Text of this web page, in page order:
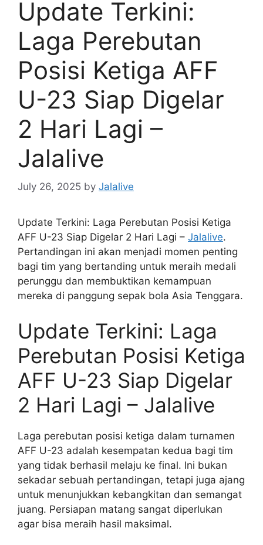
Update Terkini:
Laga Perebutan
Posisi Ketiga AFF
U-23 Siap Digelar
2 Hari Lagi –
Jalalive
July 26, 2025 by Jalalive
Update Terkini: Laga Perebutan Posisi Ketiga
AFF U-23 Siap Digelar 2 Hari Lagi – Jalalive.
Pertandingan ini akan menjadi momen penting
bagi tim yang bertanding untuk meraih medali
perunggu dan membuktikan kemampuan
mereka di panggung sepak bola Asia Tenggara.
Update Terkini: Laga
Perebutan Posisi Ketiga
AFF U-23 Siap Digelar
2 Hari Lagi – Jalalive
Laga perebutan posisi ketiga dalam turnamen
AFF U-23 adalah kesempatan kedua bagi tim
yang tidak berhasil melaju ke final. Ini bukan
sekadar sebuah pertandingan, tetapi juga ajang
untuk menunjukkan kebangkitan dan semangat
juang. Persiapan matang sangat diperlukan
agar bisa meraih hasil maksimal.